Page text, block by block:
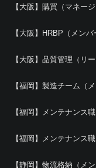
【大阪】購買（マネー
【大阪】HRBP（メン
【大阪】品質管理（リ
【福岡】製造チーム（
【福岡】メンテナンス職
【福岡】メンテナンス職
【静岡】物流格納（メ